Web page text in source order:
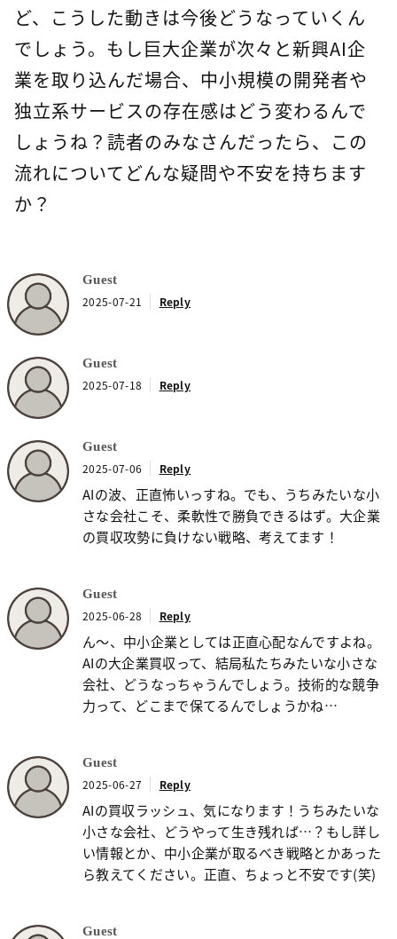
ど、こうした動きは今後どうなっていくん
でしょう。もし巨大企業が次々と新興AI企
業を取り込んだ場合、中小規模の開発者や
独立系サービスの存在感はどう変わるんで
しょうね？読者のみなさんだったら、この
流れについてどんな疑問や不安を持ちます
か？
Guest
2025-07-21 Reply
Guest
2025-07-18 Reply
Guest
2025-07-06 Reply
AIの波、正直怖いっすね。でも、うちみたいな小
さな会社こそ、柔軟性で勝負できるはず。大企業
の買収攻勢に負けない戦略、考えてます！
Guest
2025-06-28 Reply
ん〜、中小企業としては正直心配なんですよね。
AIの大企業買収って、結局私たちみたいな小さな
会社、どうなっちゃうんでしょう。技術的な競争
力って、どこまで保てるんでしょうかね…
Guest
2025-06-27 Reply
AIの買収ラッシュ、気になります！うちみたいな
小さな会社、どうやって生き残れば…？もし詳し
い情報とか、中小企業が取るべき戦略とかあった
ら教えてください。正直、ちょっと不安です(笑)
Guest